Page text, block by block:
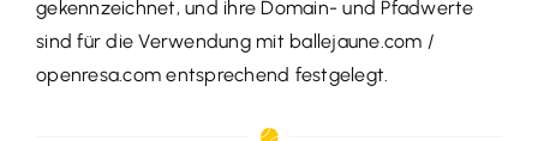
gekennzeichnet, und ihre Domain- und Pfadwerte
sind für die Verwendung mit ballejaune.com /
openresa.com entsprechend festgelegt.